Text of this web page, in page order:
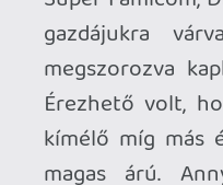
Közel két órát
végeláthatatlan hosszú
a bőrönd hely itt még
apróság jött el velem: